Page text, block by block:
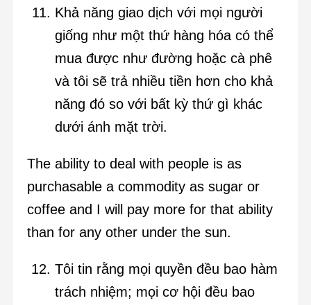
Khả năng giao dịch với mọi người
giống như một thứ hàng hóa có thể
mua được như đường hoặc cà phê
và tôi sẽ trả nhiều tiền hơn cho khả
năng đó so với bất kỳ thứ gì khác
dưới ánh mặt trời.
The ability to deal with people is as
purchasable a commodity as sugar or
coffee and I will pay more for that ability
than for any other under the sun.
Tôi tin rằng mọi quyền đều bao hàm
trách nhiệm; mọi cơ hội đều bao